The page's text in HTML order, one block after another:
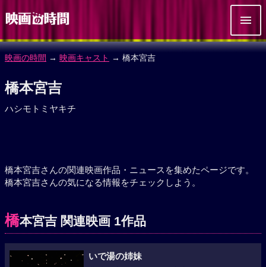
映画の時間 → 映画キャスト → 橋本宮吉
橋本宮吉
ハシモトミヤキチ
橋本宮吉さんの関連映画作品・ニュースを集めたページです。
橋本宮吉さんの気になる情報をチェックしよう。
橋本宮吉 関連映画 1作品
いで湯の姉妹